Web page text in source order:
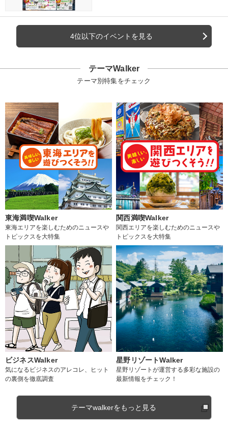
4位以下のイベントを見る
テーマWalker
テーマ別特集をチェック
東海満喫Walker
東海エリアを楽しむためのニュースや
トピックスを大特集
関西満喫Walker
関西エリアを楽しむためのニュースや
トピックスを大特集
ビジネスWalker
気になるビジネスのアレコレ、ヒット
の裏側を徹底調査
星野リゾートWalker
星野リゾートが運営する多彩な施設の
最新情報をチェック！
テーマwalkerをもっと見る